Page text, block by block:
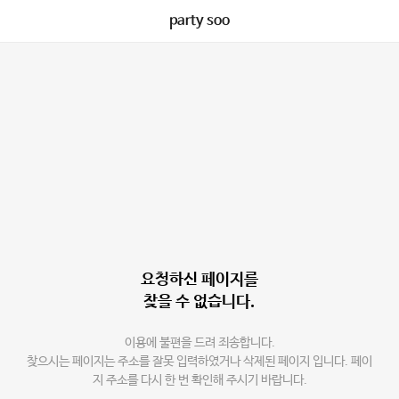
party soo
요청하신 페이지를
찾을 수 없습니다.
이용에 불편을 드려 죄송합니다.
찾으시는 페이지는 주소를 잘못 입력하였거나 삭제된 페이지 입니다. 페이
지 주소를 다시 한 번 확인해 주시기 바랍니다.